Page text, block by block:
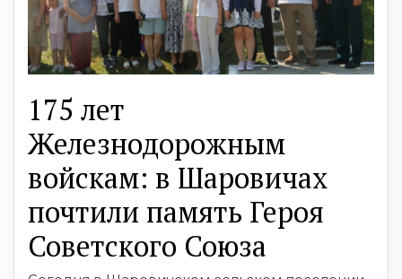
175 лет
Железнодорожным
войскам: в Шаровичах
почтили память Героя
Советского Союза